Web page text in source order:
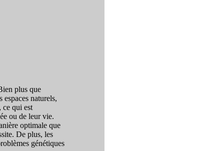
plus que
naturels,
ce qui est
ou de leur vie.
optimale que
De plus, les
génétiques